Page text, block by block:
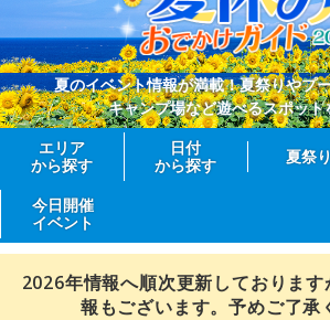
夏のイベント情報が満載！夏祭りやプ
キャンプ場など遊べるスポット
エリア
から探す
日付
から探す
夏祭り
今日開催
イベント
2026年情報へ順次更新しておりま
報もございます。予めご了承